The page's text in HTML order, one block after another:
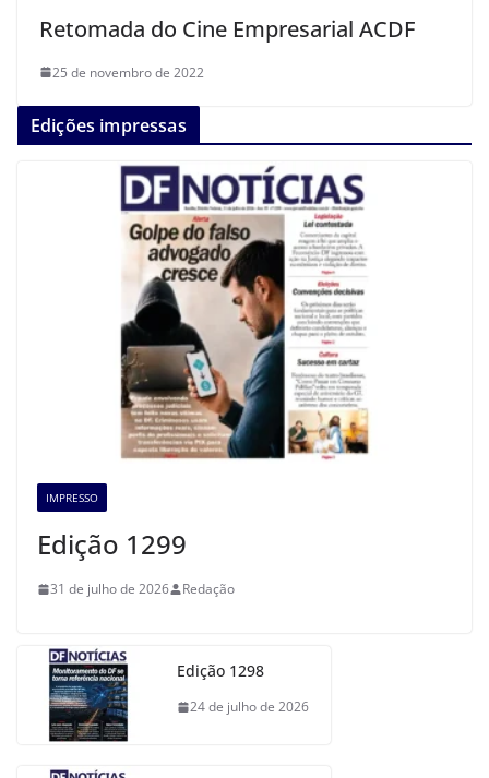
Retomada do Cine Empresarial ACDF
25 de novembro de 2022
Edições impressas
IMPRESSO
Edição 1299
31 de julho de 2026 Redação
Edição 1298
24 de julho de 2026